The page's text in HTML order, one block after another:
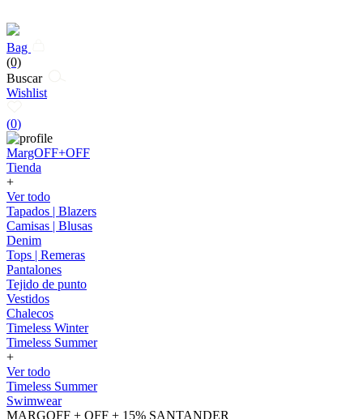
Bag
(0)
Buscar
Wishlist
(0)
MargOFF+OFF
Tienda
+
Ver todo
Tapados | Blazers
Camisas | Blusas
Denim
Tops | Remeras
Pantalones
Tejido de punto
Vestidos
Chalecos
Timeless Winter
Timeless Summer
+
Ver todo
Timeless Summer
Swimwear
MARGOFF + OFF + 15% SANTANDER